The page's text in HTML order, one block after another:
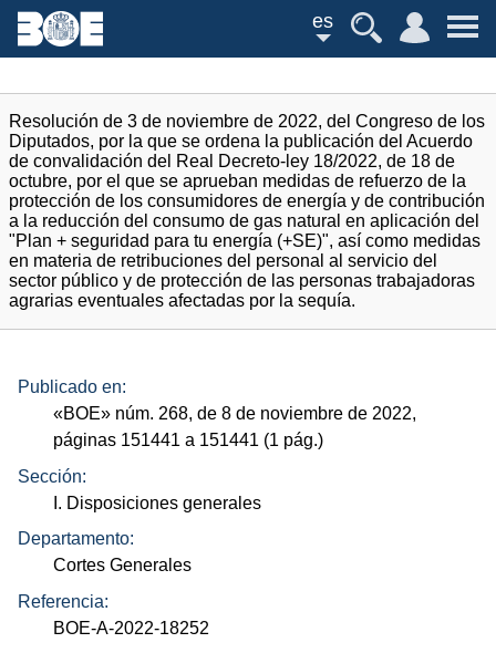
es
Resolución de 3 de noviembre de 2022, del Congreso de los
Diputados, por la que se ordena la publicación del Acuerdo
de convalidación del Real Decreto-ley 18/2022, de 18 de
octubre, por el que se aprueban medidas de refuerzo de la
protección de los consumidores de energía y de contribución
a la reducción del consumo de gas natural en aplicación del
"Plan + seguridad para tu energía (+SE)", así como medidas
en materia de retribuciones del personal al servicio del
sector público y de protección de las personas trabajadoras
agrarias eventuales afectadas por la sequía.
Publicado en:
«BOE» núm. 268, de 8 de noviembre de 2022,
páginas 151441 a 151441 (1 pág.)
Sección:
I. Disposiciones generales
Departamento:
Cortes Generales
Referencia:
BOE-A-2022-18252